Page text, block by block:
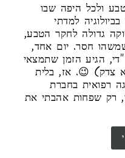
הסיפור שלי מתחיל באהבה לטבע ולכל היפה שבו
למדתי
גדולה לחקר הטבע,
חסר. יום אחד,
הגיע הזמן שתמצאי
צדק) 😉. אז, בלית
רפואית בחברת
רק שפחות אהבתי את